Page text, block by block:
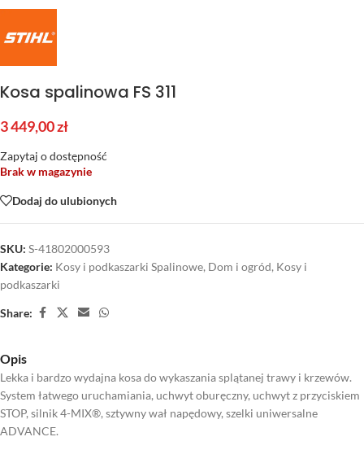
Kosa spalinowa FS 311
3 449,00zł
Zapytaj o dostępność
Brak w magazynie
Dodaj do ulubionych
SKU: S-41802000593
Kategorie: Kosy i podkaszarki Spalinowe, Dom i ogród, Kosy i
podkaszarki
Share:
Opis
Lekka i bardzo wydajna kosa do wykaszania splątanej trawy i krzewów.
System łatwego uruchamiania, uchwyt oburęczny, uchwyt z przyciskiem
STOP, silnik 4-MIX®, sztywny wał napędowy, szelki uniwersalne
ADVANCE.